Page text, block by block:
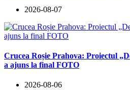
2026-08-07
Crucea Roșie Prahova: Proiectul
a ajuns la final FOTO
2026-08-06